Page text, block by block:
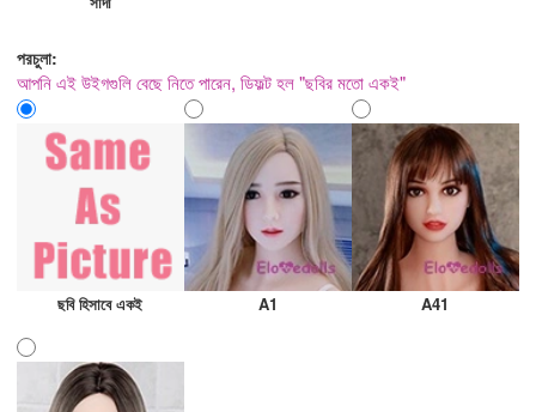
পরচুলা:
আপনি এই উইগগুলি বেছে নিতে পারেন, ডিফল্ট হল "ছবির মতো একই"
ছবি হিসাবে একই A1 A41